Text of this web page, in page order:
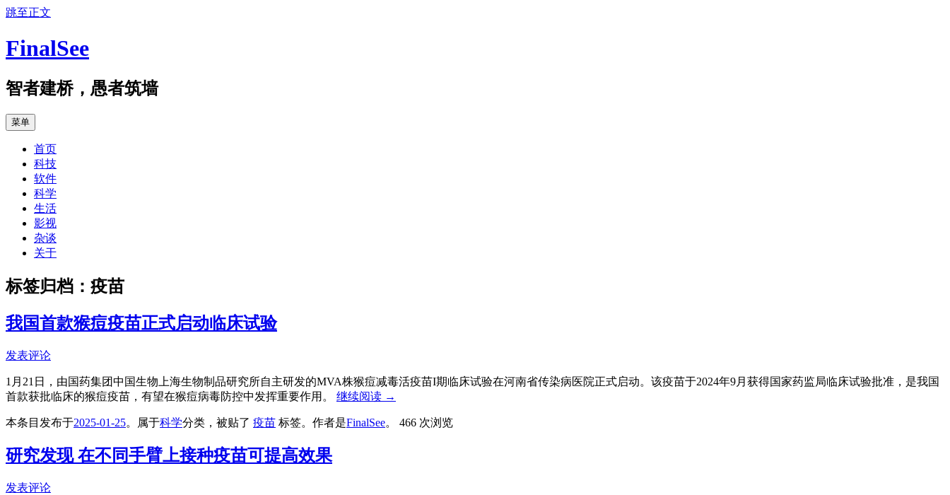
跳至正文
FinalSee
智者建桥，愚者筑墙
菜单
首页
科技
软件
科学
生活
影视
杂谈
关于
标签归档： 疫苗
我国首款猴痘疫苗正式启动临床试验
发表评论
1月21日，由国药集团中国生物上海生物制品研究所自主研发的MVA株猴痘减毒活疫苗I期临床试验在河南省传染病医院正式启动。该疫苗于2024年9月获得国家药监局临床试验批准，是我国
首款获批临床的猴痘疫苗，有望在猴痘病毒防控中发挥重要作用。 继续阅读 →
本条目发布于2025-01-25。属于科学分类，被贴了 疫苗 标签。 作者是FinalSee。 466 次浏览
研究发现 在不同手臂上接种疫苗可提高效果
发表评论